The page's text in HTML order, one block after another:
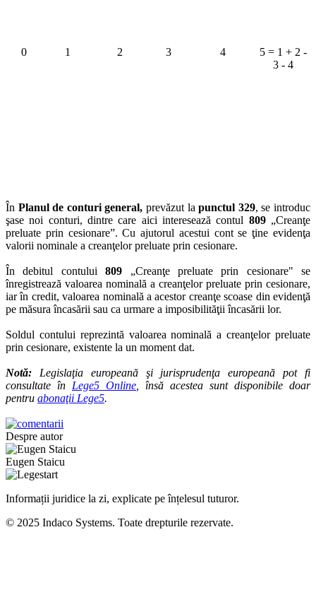
0 1 2 3 4
5 = 1 + 2 -
3 - 4
În Planul de conturi general,prevăzut lapunctul 329, se introduc
şase noi conturi, dintre care aici interesează contul 809„Creanţe
preluate prin cesionare”. Cu ajutorul acestui cont se ţine evidenţa
valorii nominale a creanţelor preluate prin cesionare.
În debitul contului809 „Creanţe preluate prin cesionare" se
înregistrează valoarea nominală a creanţelor preluate prin cesionare,
iar în credit, valoarea nominală a acestor creanţe scoase din evidenţă
pe măsura încasării sau ca urmare a imposibilităţii încasării lor.
Soldul contului reprezintă valoarea nominală a creanţelor preluate
prin cesionare, existente la un moment dat.
Notă: Legislaţia europeană şi jurisprudenţa europeană pot fi
consultate în Lege5 Online , însă acestea sunt disponibile doar
pentru abonaţii Lege5.
Despre autor
Eugen Staicu
Informații juridice la zi, explicate pe înțelesul tuturor.
© 2025 Indaco Systems. Toate drepturile rezervate.